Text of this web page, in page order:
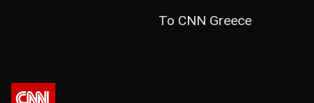
Το CNN Greece